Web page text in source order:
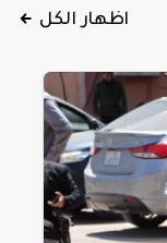
اظهار الكل